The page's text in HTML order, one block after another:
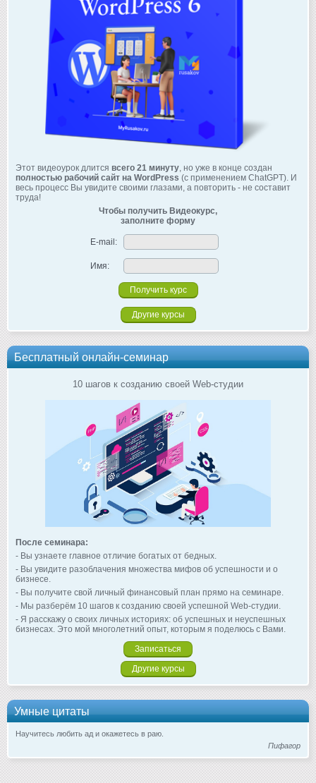
Этот видеоурок длится всего 21 минуту, но уже в конце создан
полностью рабочий сайт на WordPress (с применением ChatGPT). И
весь процесс Вы увидите своими глазами, а повторить - не составит
труда!
Чтобы получить Видеокурс,
заполните форму
E-mail:
Имя:
Другие курсы
Бесплатный онлайн-семинар
10 шагов к созданию своей Web-студии
После семинара:
- Вы узнаете главное отличие богатых от бедных.
- Вы увидите разоблачения множества мифов об успешности и о
бизнесе.
- Вы получите свой личный финансовый план прямо на семинаре.
- Мы разберём 10 шагов к созданию своей успешной Web-студии.
- Я расскажу о своих личных историях: об успешных и неуспешных
бизнесах. Это мой многолетний опыт, которым я поделюсь с Вами.
Записаться
Другие курсы
Умные цитаты
Научитесь любить ад и окажетесь в раю.
Пифагор